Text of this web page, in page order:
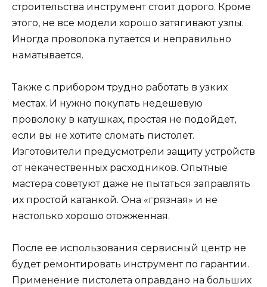
строительства инструмент стоит дорого. Кроме
этого, не все модели хорошо затягивают узлы.
Иногда проволока путается и неправильно
наматывается.
Также с прибором трудно работать в узких
местах. И нужно покупать недешевую
проволоку в катушках, простая не подойдет,
если вы не хотите сломать пистолет.
Изготовители предусмотрели защиту устройств
от некачественных расходников. Опытные
мастера советуют даже не пытаться заправлять
их простой катанкой. Она «грязная» и не
настолько хорошо отожженная.
После ее использования сервисный центр не
будет ремонтировать инструмент по гарантии.
Применение пистолета оправдано на больших